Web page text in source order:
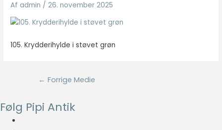
Af admin /26. november 2025
105. Krydderihylde i støvet grøn
Indlægsnavigation
← Forrige Medie
Følg Pipi Antik